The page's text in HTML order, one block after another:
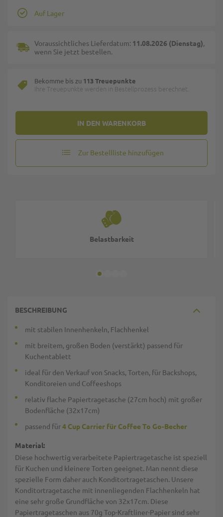
IN DEN WARENKORB
Auf Lager
Voraussichtliches Lieferdatum: 11.08.2026 (Dienstag),
wenn Sie jetzt bestellen.
Bekomme bis zu 113 Treuepunkte
Ihre Treuepunkte werden in Bestellprozess berechnet.
Zur Bestellliste hinzufügen
Belastbarkeit
BESCHREIBUNG
mit stabilen Innenhenkeln, Flachhenkel
mit breitem, großen Boden (verstärkt) passend für
Kuchentablett
ideal für den Verkauf von Snacks, Torten, für Backshops,
Konditoreien und Coffeeshops
relativ flache Papiertragetasche (27cm hoch) mit großer
Bodenfläche (32x17cm)
passend für4 Cup Carrier für Coffee To Go-Becher
Material:
Diese hochwertig verarbeitete Papiertragetasche ist speziell
für Kuchen und kleinere Torten geeignet. Man nennt diese
spezielle Form daher auch Konditortragetaschen. Unsere
Konditortragetasche mit innenliegenden Flachhenkeln hat
eine sehr große Grundfläche von 32x17cm. Diese
Papiertragetaschen aus 70g Top-Kraftliner-Papier sind sehr